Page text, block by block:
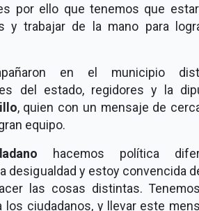
por ello que tenemos que
y trabajar de la mano para
en el municipio
del estado, regidores y la
, quien con un mensaje de
equipo.
hacemos política
desigualdad y estoy convencida
las cosas distintas.
los ciudadanos, y llevar este